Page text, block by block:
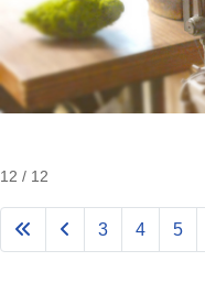
12 / 12
3 4 5